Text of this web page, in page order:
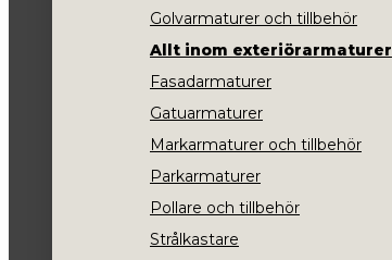
Golvarmaturer och tillbehör
Allt inom exteriörarmaturer
Fasadarmaturer
Gatuarmaturer
Markarmaturer och tillbehör
Parkarmaturer
Pollare och tillbehör
Strålkastare